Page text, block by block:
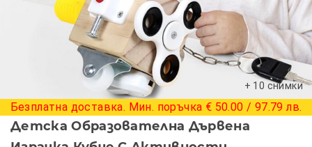
+ 10 снимки
Безплатна доставка. Мин. поръчка € 50.00 / 97.79 лв.
Детска Образователна Дървена